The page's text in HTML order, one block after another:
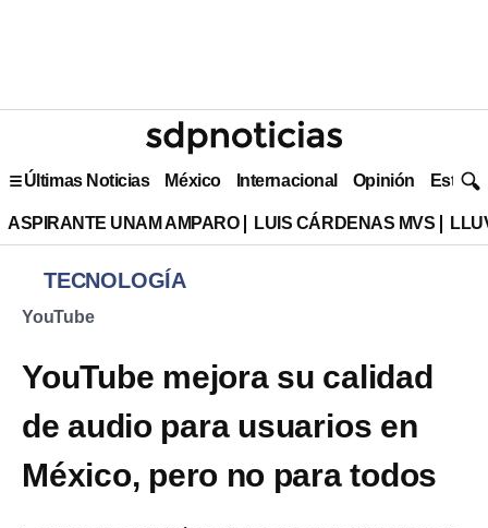
Últimas Noticias México Internacional Opinión Estilo
ASPIRANTE UNAM AMPARO LUIS CÁRDENAS MVS
TECNOLOGÍA
YouTube
YouTube mejora su calidad
de audio para usuarios en
México, pero no para todos